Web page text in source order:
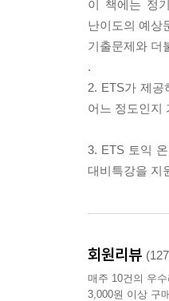
이 책에는 정
난이도의 예상
기출문제와 더
.
2. ETS가 제
어느 정도인지
3. ETS 토익
대비특강을 지
회원리뷰
매주 10건의 우
3,000원 이상 구